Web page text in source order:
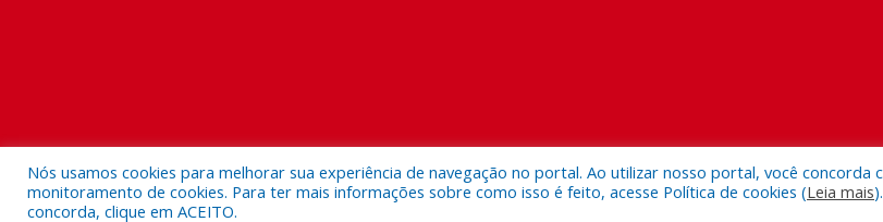
Todos os direitos reservados a Prefeitura Municipal de Vigia de Nazaré.
Nós usamos cookies para melhorar sua experiência de navegação no portal. Ao utilizar nosso portal, você concorda
monitoramento de cookies. Para ter mais informações sobre como isso é feito, acesse Política de cookies (Leia mais
concorda, clique em ACEITO.